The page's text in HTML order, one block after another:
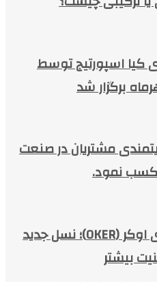
کیا اسپورتیج توسط
برگزار شد
مشتریان در صنعت
کسب نمود.
معرفی کرکره فولادی اوکر (OKER)؛ نسل جدید
بیشتر